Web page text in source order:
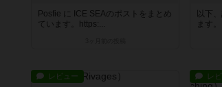
Posfie に ICE SEAのポストをまとめ
ています。https:...
以下
ます。
レビュー レ